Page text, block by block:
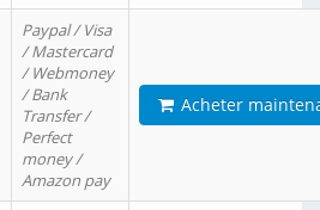
Paypal / Visa
/ Mastercard
/ Webmoney
/ Bank
Transfer /
Perfect
money /
Amazon pay
Acheter